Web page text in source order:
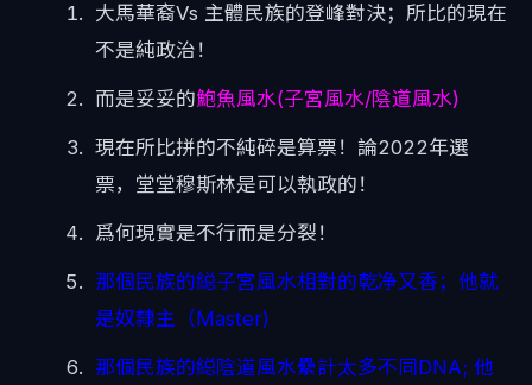
大馬華裔Vs 主體民族的登峰對決；所比的現在
不是純政治！
而是妥妥的鮑魚風水(子宮風水/陰道風水)
現在所比拼的不純碎是算票！論2022年選
票，堂堂穆斯林是可以執政的！
爲何現實是不行而是分裂！
那個民族的縂子宮風水相對的乾净又香；他就
是奴隸主（Master)
那個民族的縂陰道風水纍計太多不同DNA; 他